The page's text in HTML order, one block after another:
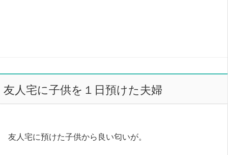
友人宅に子供を１日預けた夫婦
友人宅に預けた子供から良い匂いが。